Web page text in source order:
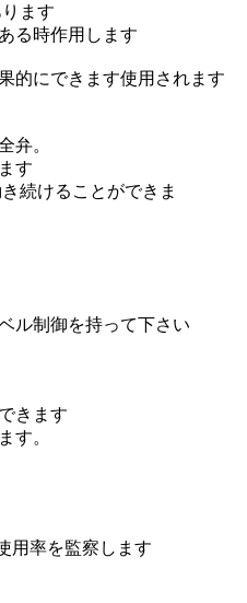
ます
る時作用します
的にできます使用されます
弁。
す
続けることができま
ル制御を持って下さい
きます
す。
用率を監察します